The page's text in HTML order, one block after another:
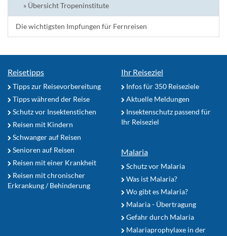
» Übersicht Tropeninstitute
Die wichtigsten Impfungen für Fernreisen
Reisetipps
Tipps zur Reisevorbereitung
Tipps während der Reise
Schutz vor Insektenstichen
Reisen mit Kindern
Schwanger auf Reisen
Senioren auf Reisen
Reisen mit einer Krankheit
Reisen mit chronischer
Erkrankung / Behinderung
Ihr Reiseziel
Infos für 350 Reiseziele
Aktuelle Meldungen
Insektenschutz passend für
Ihr Reiseziel
Malaria
Schutz vor Malaria
Was ist Malaria?
Wo gibt es Malaria?
Malaria - Übertragung
Gefahr durch Malaria
Malariaprophylaxe in der